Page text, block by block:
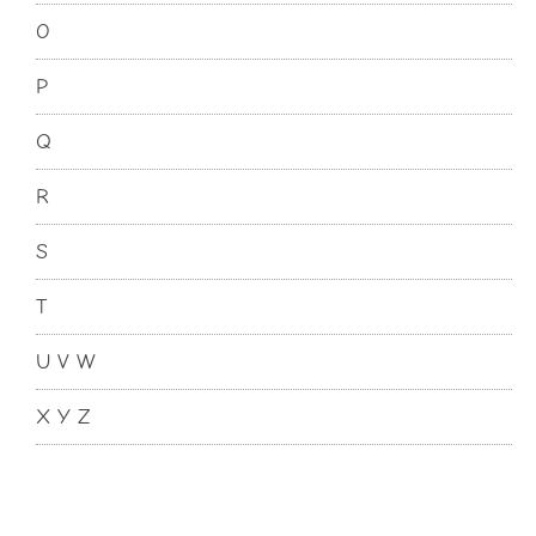
O
P
Q
R
S
T
U V W
X Y Z